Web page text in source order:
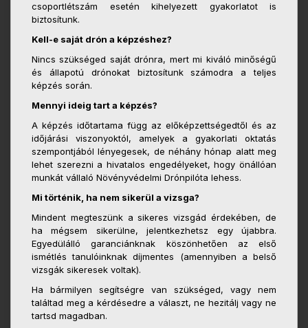
csoportlétszám esetén kihelyezett gyakorlatot is
biztosítunk.
Kell-e saját drón a képzéshez?
Nincs szükséged saját drónra, mert mi kiváló minőségű
és állapotú drónokat biztosítunk számodra a teljes
képzés során.
Mennyi ideig tart a képzés?
A képzés időtartama függ az előképzettségedtől és az
időjárási viszonyoktól, amelyek a gyakorlati oktatás
szempontjából lényegesek, de néhány hónap alatt meg
lehet szerezni a hivatalos engedélyeket, hogy önállóan
munkát vállaló Növényvédelmi Drónpilóta lehess.
Mi történik, ha nem sikerül a vizsga?
Mindent megteszünk a sikeres vizsgád érdekében, de
ha mégsem sikerülne, jelentkezhetsz egy újabbra.
Egyedülálló garanciánknak köszönhetően az első
ismétlés tanulóinknak díjmentes (amennyiben a belső
vizsgák sikeresek voltak).
Ha bármilyen segítségre van szükséged, vagy nem
találtad meg a kérdésedre a választ, ne hezitálj vagy ne
tartsd magadban.